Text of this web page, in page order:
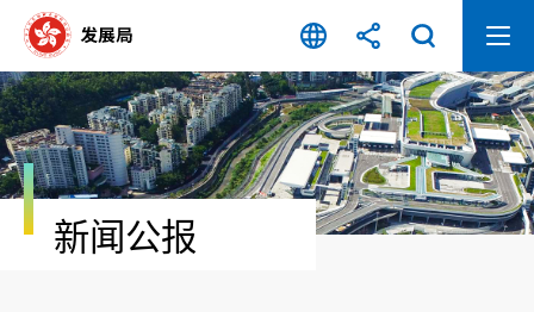
容
开
始
新闻公报